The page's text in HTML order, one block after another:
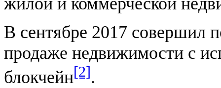
В сентябре 2017 совершил
продаже недвижимости с
блокчейн[2].